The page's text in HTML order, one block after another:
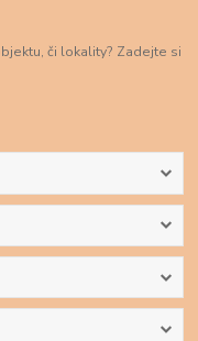
či lokality? Zadejte si